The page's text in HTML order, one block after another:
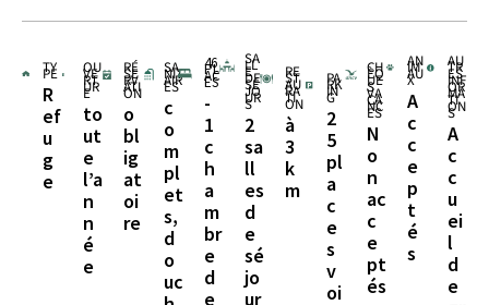
TY
PE
R
ef
u
g
e
OU
VE
RT
UR
E
to
ut
e
l’a
n
n
é
e
RÉ
SE
RV
ATI
ON
o
bl
ig
at
oi
re
SA
NIT
AIR
ES
c
o
m
pl
et
s,
d
o
uc
46
PL
AC
ES
-
1
c
h
a
m
br
e
d
e
SA
LL
E
DE
SÉ
JO
UR
S
2
sa
ll
es
d
e
sé
jo
ur
RE
ST
AU
RA
TI
ON
à
3
k
m
PA
RK
IN
G
2
5
pl
a
c
e
s
v
oi
CH
ÈQ
UE
S
VA
CA
NC
ES
N
o
n
ac
c
e
pt
és
AN
IM
AU
X
A
c
c
e
p
t
é
s
AU
TR
ES
INF
OR
MA
TI
ON
S
A
c
c
u
ei
l
d
e